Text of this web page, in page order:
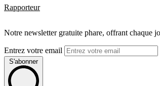
Rapporteur
Notre newsletter gratuite phare, offrant chaque
Entrez votre email
S'abonner